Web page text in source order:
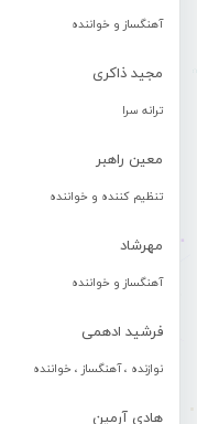
آهنگساز و خواننده
مجید ذاکری
ترانه سرا
معین راهبر
تنظیم کننده و خواننده
مهرشاد
آهنگساز و خواننده
فرشید ادهمی
نوازنده ، آهنگساز ، خواننده
هادی آرمین